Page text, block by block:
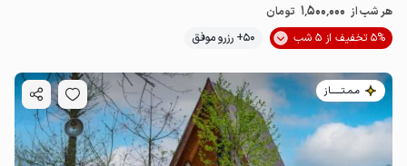
هر شب از 1٬500٬000 تومان
5% تخفیف از 5 شب
50+ رزرو موفق
مـمـتــــــاز